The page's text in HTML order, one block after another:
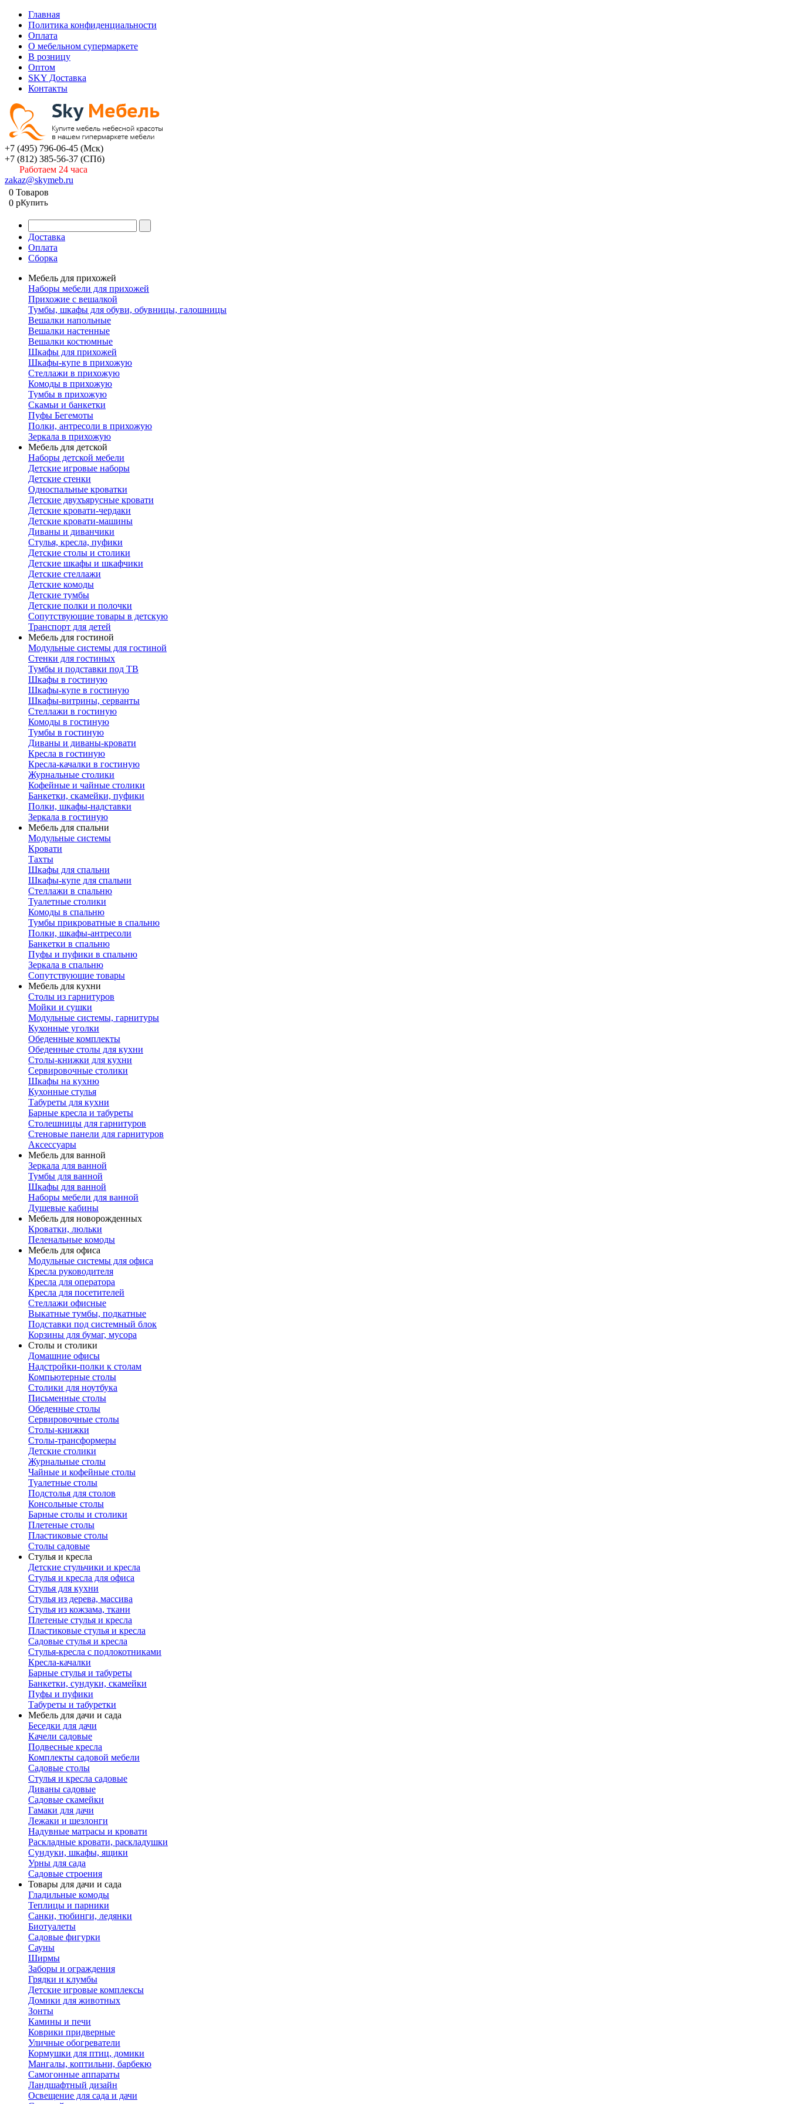
Главная
Политика конфиденциальности
Оплата
О мебельном супермаркете
В розницу
Оптом
SKY Доставка
Контакты
+7 (495) 796-06-45 (Мск)
+7 (812) 385-56-37 (СПб)
Работаем 24 часа
zakaz@skymeb.ru
0 Товаров
0 pКупить
Доставка
Оплата
Сборка
Мебель для прихожей
Наборы мебели для прихожей
Прихожие с вешалкой
Тумбы, шкафы для обуви, обувницы, галошницы
Вешалки напольные
Вешалки настенные
Вешалки костюмные
Шкафы для прихожей
Шкафы-купе в прихожую
Стеллажи в прихожую
Комоды в прихожую
Тумбы в прихожую
Скамьи и банкетки
Пуфы Бегемоты
Полки, антресоли в прихожую
Зеркала в прихожую
Мебель для детской
Наборы детской мебели
Детские игровые наборы
Детские стенки
Односпальные кроватки
Детские двухъярусные кровати
Детские кровати-чердаки
Детские кровати-машины
Диваны и диванчики
Стулья, кресла, пуфики
Детские столы и столики
Детские шкафы и шкафчики
Детские стеллажи
Детские комоды
Детские тумбы
Детские полки и полочки
Сопутствующие товары в детскую
Транспорт для детей
Мебель для гостиной
Модульные системы для гостиной
Стенки для гостиных
Тумбы и подставки под ТВ
Шкафы в гостиную
Шкафы-купе в гостиную
Шкафы-витрины, серванты
Стеллажи в гостиную
Комоды в гостиную
Тумбы в гостиную
Диваны и диваны-кровати
Кресла в гостиную
Кресла-качалки в гостиную
Журнальные столики
Кофейные и чайные столики
Банкетки, скамейки, пуфики
Полки, шкафы-надставки
Зеркала в гостиную
Мебель для спальни
Модульные системы
Кровати
Тахты
Шкафы для спальни
Шкафы-купе для спальни
Стеллажи в спальню
Туалетные столики
Комоды в спальню
Тумбы прикроватные в спальню
Полки, шкафы-антресоли
Банкетки в спальню
Пуфы и пуфики в спальню
Зеркала в спальню
Сопутствующие товары
Мебель для кухни
Столы из гарнитуров
Мойки и сушки
Модульные системы, гарнитуры
Кухонные уголки
Обеденные комплекты
Обеденные столы для кухни
Столы-книжки для кухни
Сервировочные столики
Шкафы на кухню
Кухонные стулья
Табуреты для кухни
Барные кресла и табуреты
Столешницы для гарнитуров
Стеновые панели для гарнитуров
Аксессуары
Мебель для ванной
Зеркала для ванной
Тумбы для ванной
Шкафы для ванной
Наборы мебели для ванной
Душевые кабины
Мебель для новорожденных
Кроватки, люльки
Пеленальные комоды
Мебель для офиса
Модульные системы для офиса
Кресла руководителя
Кресла для оператора
Кресла для посетителей
Стеллажи офисные
Выкатные тумбы, подкатные
Подставки под системный блок
Корзины для бумаг, мусора
Столы и столики
Домашние офисы
Надстройки-полки к столам
Компьютерные столы
Столики для ноутбука
Письменные столы
Обеденные столы
Сервировочные столы
Столы-книжки
Столы-трансформеры
Детские столики
Журнальные столы
Чайные и кофейные столы
Туалетные столы
Подстолья для столов
Консольные столы
Барные столы и столики
Плетеные столы
Пластиковые столы
Столы садовые
Стулья и кресла
Детские стульчики и кресла
Стулья и кресла для офиса
Стулья для кухни
Стулья из дерева, массива
Стулья из кожзама, ткани
Плетеные стулья и кресла
Пластиковые стулья и кресла
Садовые стулья и кресла
Стулья-кресла с подлокотниками
Кресла-качалки
Барные стулья и табуреты
Банкетки, сундуки, скамейки
Пуфы и пуфики
Табуреты и табуретки
Мебель для дачи и сада
Беседки для дачи
Качели садовые
Подвесные кресла
Комплекты садовой мебели
Садовые столы
Стулья и кресла садовые
Диваны садовые
Садовые скамейки
Гамаки для дачи
Лежаки и шезлонги
Надувные матрасы и кровати
Раскладные кровати, раскладушки
Сундуки, шкафы, ящики
Урны для сада
Садовые строения
Товары для дачи и сада
Гладильные комоды
Теплицы и парники
Санки, тюбинги, ледянки
Биотуалеты
Садовые фигурки
Сауны
Ширмы
Заборы и ограждения
Грядки и клумбы
Детские игровые комплексы
Домики для животных
Зонты
Камины и печи
Коврики придверные
Уличные обогреватели
Кормушки для птиц, домики
Мангалы, коптильни, барбекю
Самогонные аппараты
Ландшафтный дизайн
Освещение для сада и дачи